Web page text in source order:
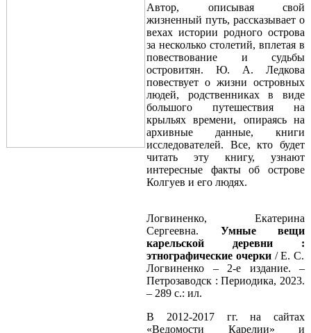
Автор, описывая свой
жизненный путь, рассказывает о
вехах истории родного острова
за несколько столетий, вплетая в
повествование и судьбы
островитян. Ю. А. Ледкова
повествует о жизни островных
людей, родственниках в виде
большого путешествия на
крыльях времени, опираясь на
архивные данные, книги
исследователей. Все, кто будет
читать эту книгу, узнают
интересные факты об острове
Колгуев и его людях.
Логвиненко, Екатерина
Сергеевна. Умные вещи
карельской деревни :
этнографические очерки / Е. С.
Логвиненко – 2-е издание. –
Петрозаводск : Периодика, 2023.
– 289 с.: ил.
В 2012-2017 гг. на сайтах
«Ведомости Карелии» и